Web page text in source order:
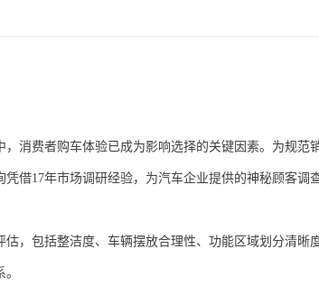
，消费者购车体验已成为影响选择的关键因素。为规范
凭借17年市场调研经验，为汽车企业提供的神秘顾客调
，包括整洁度、车辆摆放合理性、功能区域划分清晰